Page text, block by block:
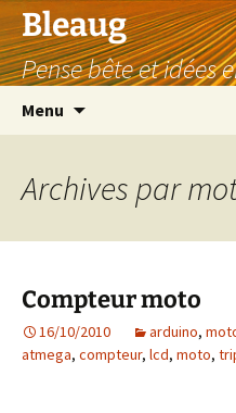
Aller
au
contenu
Bleaug
Pense bête et idées
Menu
Archives par
Compteur moto
16/10/2010 arduino,
atmega, compteur, lcd, moto,